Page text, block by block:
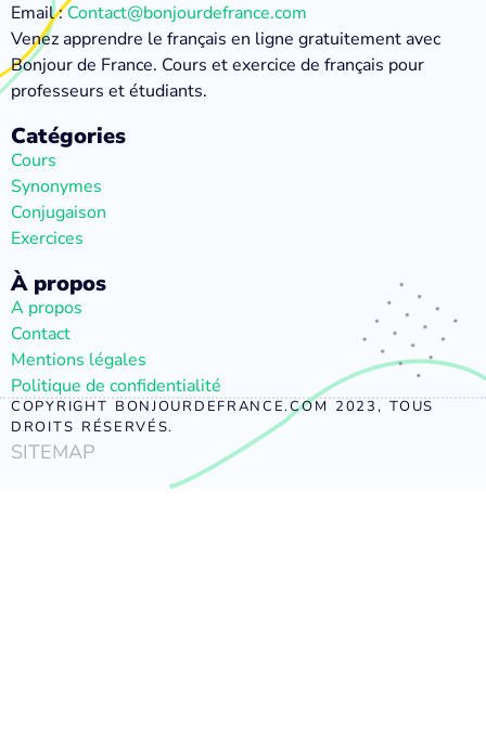
Email :Contact@bonjourdefrance.com
Venez apprendre le français en ligne gratuitement avec
Bonjour de France. Cours et exercice de français pour
professeurs et étudiants.
Catégories
Cours
Synonymes
Conjugaison
Exercices
À propos
A propos
Contact
Mentions légales
Politique de confidentialité
COPYRIGHT BONJOURDEFRANCE.COM 2023, TOUS
DROITS RÉSERVÉS.
SITEMAP